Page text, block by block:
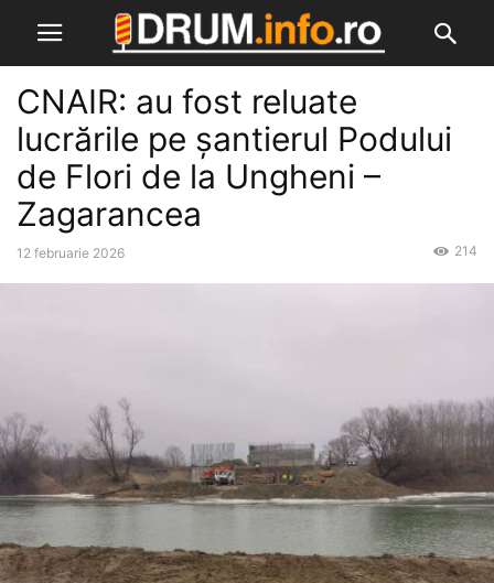
CNAIR: au fost reluate
lucrările pe șantierul Podului
de Flori de la Ungheni –
Zagarancea
12 februarie 2026 214